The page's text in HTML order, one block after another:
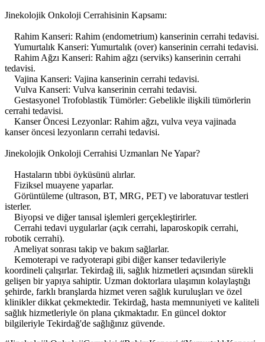
Jinekolojik Onkoloji Cerrahisinin Kapsamı:
Rahim Kanseri: Rahim (endometrium) kanserinin cerrahi tedavisi.
Yumurtalık Kanseri: Yumurtalık (over) kanserinin cerrahi tedavisi.
Rahim Ağzı Kanseri: Rahim ağzı (serviks) kanserinin cerrahi
tedavisi.
Vajina Kanseri: Vajina kanserinin cerrahi tedavisi.
Vulva Kanseri: Vulva kanserinin cerrahi tedavisi.
Gestasyonel Trofoblastik Tümörler: Gebelikle ilişkili tümörlerin
cerrahi tedavisi.
Kanser Öncesi Lezyonlar: Rahim ağzı, vulva veya vajinada
kanser öncesi lezyonların cerrahi tedavisi.
Jinekolojik Onkoloji Cerrahisi Uzmanları Ne Yapar?
Hastaların tıbbi öyküsünü alırlar.
Fiziksel muayene yaparlar.
Görüntüleme (ultrason, BT, MRG, PET) ve laboratuvar testleri
isterler.
Biyopsi ve diğer tanısal işlemleri gerçekleştirirler.
Cerrahi tedavi uygularlar (açık cerrahi, laparoskopik cerrahi,
robotik cerrahi).
Ameliyat sonrası takip ve bakım sağlarlar.
Kemoterapi ve radyoterapi gibi diğer kanser tedavileriyle
koordineli çalışırlar. Tekirdağ ili, sağlık hizmetleri açısından sürekli
gelişen bir yapıya sahiptir. Uzman doktorlara ulaşımın kolaylaştığı
şehirde, farklı branşlarda hizmet veren sağlık kuruluşları ve özel
klinikler dikkat çekmektedir. Tekirdağ, hasta memnuniyeti ve kaliteli
sağlık hizmetleriyle ön plana çıkmaktadır. En güncel doktor
bilgileriyle Tekirdağ'de sağlığınız güvende.